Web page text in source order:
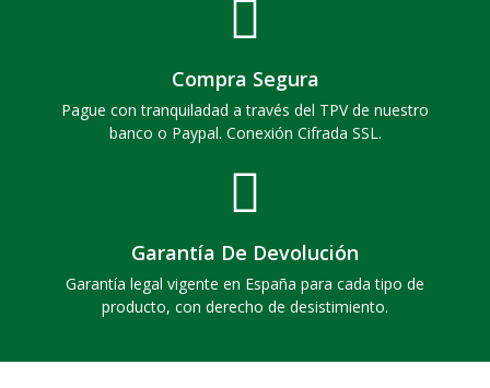
Compra Segura
Pague con tranquiladad a través del TPV de nuestro
banco o Paypal. Conexión Cifrada SSL.
Garantía De Devolución
Garantía legal vigente en España para cada tipo de
producto, con derecho de desistimiento.